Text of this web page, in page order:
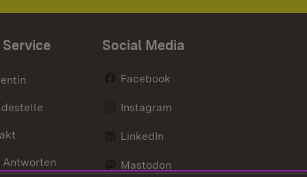
Service
Antworten
Social Media
Facebook
Instagram
LinkedIn
Mastodon